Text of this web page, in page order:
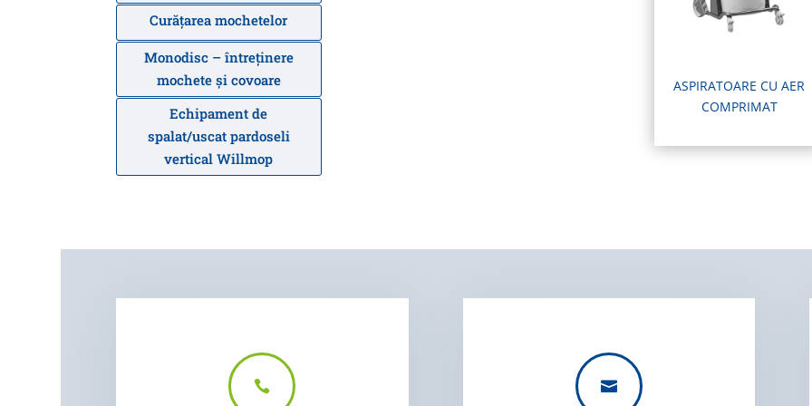
Curăţarea mochetelor
Monodisc – întreținere
mochete și covoare
Echipament de
spalat/uscat pardoseli
vertical Willmop
ASPIRATOARE CU AER
COMPRIMAT
 